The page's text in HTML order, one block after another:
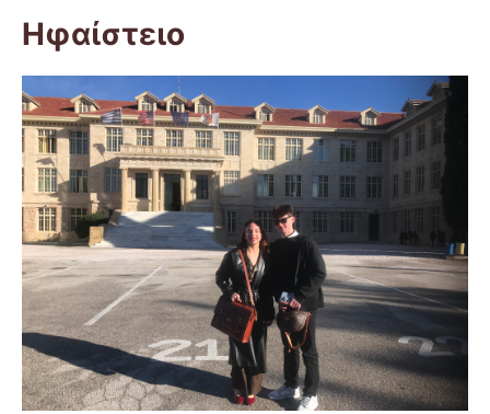
Ηφαίστειο